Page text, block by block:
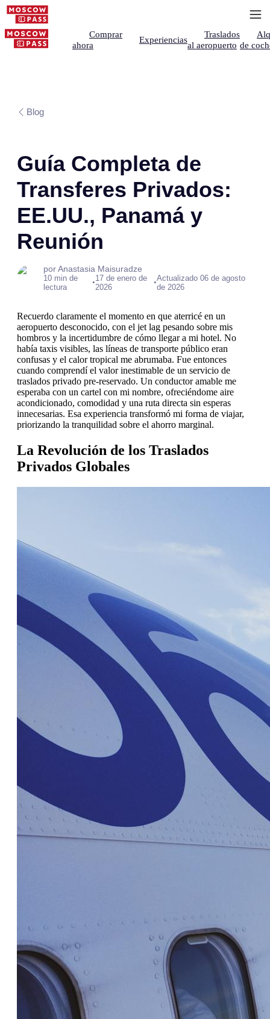
Comprar
ahora
Experiencias
Traslados
al aeropuerto de
Blog
Guía Completa de
Transferes Privados:
EE.UU., Panamá y
Reunión
por Anastasia Maisuradze
10 min de
lectura
•17 de enero de
2026
•Actualizado 06 de agosto
de 2026
Recuerdo claramente el momento en que aterricé en un
aeropuerto desconocido, con el jet lag pesando sobre mis
hombros y la incertidumbre de cómo llegar a mi hotel. No
había taxis visibles, las líneas de transporte público eran
confusas y el calor tropical me abrumaba. Fue entonces
cuando comprendí el valor inestimable de un servicio de
traslados privado pre-reservado. Un conductor amable me
esperaba con un cartel con mi nombre, ofreciéndome aire
acondicionado, comodidad y una ruta directa sin esperas
innecesarias. Esa experiencia transformó mi forma de viajar,
priorizando la tranquilidad sobre el ahorro marginal.
La Revolución de los Traslados
Privados Globales